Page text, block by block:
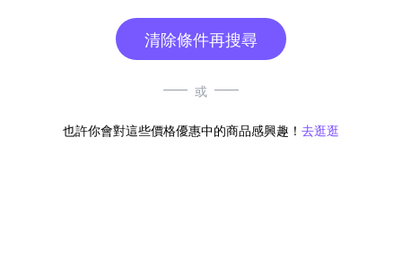
清除條件再搜尋
或
也許你會對這些價格優惠中的商品感興趣！ 去逛逛